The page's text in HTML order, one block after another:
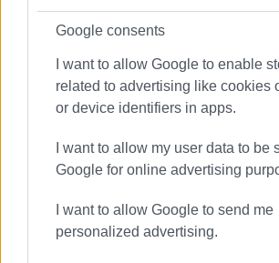
Google consents
I want to allow Google to enable
related to advertising like cookies
or device identifiers in apps.
I want to allow my user data to be
Google for online advertising
I want to allow Google to send me
personalized advertising.